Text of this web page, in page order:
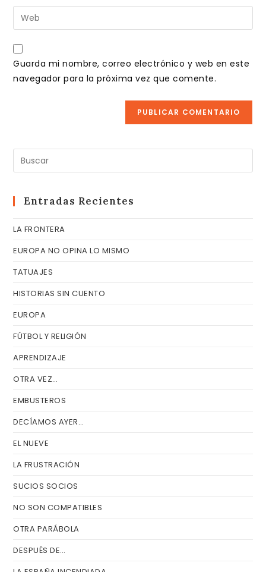
de
usuario
para
comentar
dirección
de
electrónico
para
comentar
Introduce
la
URL
de
Guarda mi nombre, correo electrónico y web en este
navegador para la próxima vez que comente.
Entradas Recientes
LA FRONTERA
EUROPA NO OPINA LO MISMO
TATUAJES
HISTORIAS SIN CUENTO
EUROPA
FÚTBOL Y RELIGIÓN
APRENDIZAJE
OTRA VEZ…
EMBUSTEROS
DECÍAMOS AYER…
EL NUEVE
LA FRUSTRACIÓN
SUCIOS SOCIOS
NO SON COMPATIBLES
OTRA PARÁBOLA
DESPUÉS DE…